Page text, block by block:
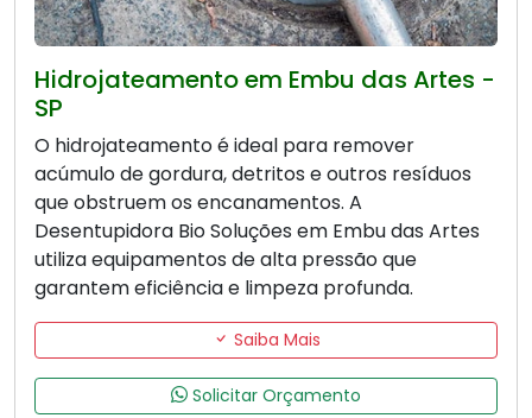
Hidrojateamento em Embu das Artes -
SP
O hidrojateamento é ideal para remover
acúmulo de gordura, detritos e outros resíduos
que obstruem os encanamentos. A
Desentupidora Bio Soluções em Embu das Artes
utiliza equipamentos de alta pressão que
garantem eficiência e limpeza profunda.
Saiba Mais
Solicitar Orçamento